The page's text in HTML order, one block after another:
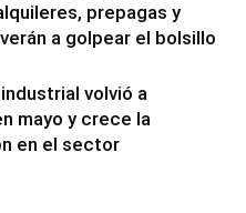
prepagas y
a golpear el bolsillo
volvió a
mayo y crece la
en el sector